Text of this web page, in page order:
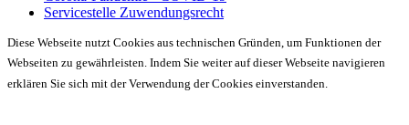
Servicestelle Zuwendungsrecht
Diese Webseite nutzt Cookies aus technischen Gründen, um Funktionen der
Webseiten zu gewährleisten. Indem Sie weiter auf dieser Webseite navigieren
erklären Sie sich mit der Verwendung der Cookies einverstanden.